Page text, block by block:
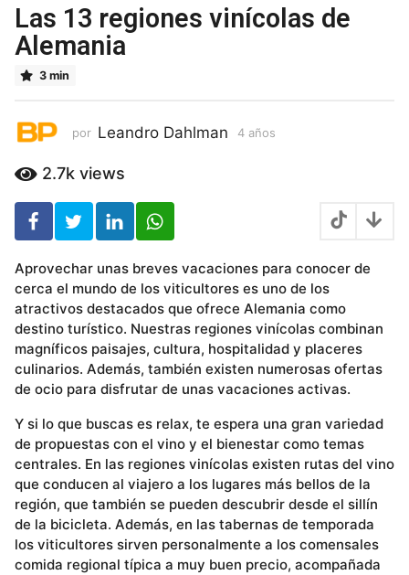
a
ñ
o
s
ñ
s
Las 13 regiones vinícolas de
Alemania
3 min
por Leandro Dahlman 4 años
2.7k views
Aprovechar unas breves vacaciones para conocer de
cerca el mundo de los viticultores es uno de los
atractivos destacados que ofrece Alemania como
destino turístico. Nuestras regiones vinícolas combinan
magníficos paisajes, cultura, hospitalidad y placeres
culinarios. Además, también existen numerosas ofertas
de ocio para disfrutar de unas vacaciones activas.
Y si lo que buscas es relax, te espera una gran variedad
de propuestas con el vino y el bienestar como temas
centrales. En las regiones vinícolas existen rutas del vino
que conducen al viajero a los lugares más bellos de la
región, que también se pueden descubrir desde el sillín
de la bicicleta. Además, en las tabernas de temporada
los viticultores sirven personalmente a los comensales
comida regional típica a muy buen precio, acompañada